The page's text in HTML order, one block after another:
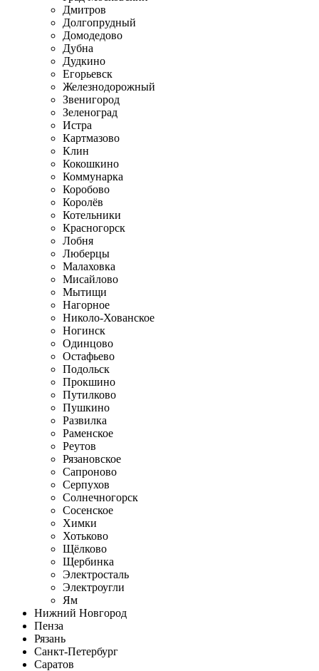
Дмитров
Долгопрудный
Домодедово
Дубна
Дудкино
Егорьевск
Железнодорожный
Звенигород
Зеленоград
Истра
Картмазово
Клин
Кокошкино
Коммунарка
Коробово
Королёв
Котельники
Красногорск
Лобня
Люберцы
Малаховка
Мисайлово
Мытищи
Нагорное
Николо-Хованское
Ногинск
Одинцово
Остафьево
Подольск
Прокшино
Путилково
Пушкино
Развилка
Раменское
Реутов
Рязановское
Сапроново
Серпухов
Солнечногорск
Сосенское
Химки
Хотьково
Щёлково
Щербинка
Электросталь
Электроугли
Ям
Нижний Новгород
Пенза
Рязань
Санкт-Петербург
Саратов